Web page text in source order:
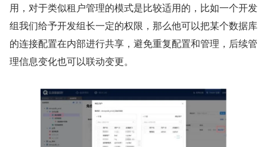
用，对于类似租户管理的模式是比较适用的，比如一个开发
组我们给予开发组长一定的权限，那么他可以把某个数据库
的连接配置在内部进行共享，避免重复配置和管理，后续管
理信息变化也可以联动变更。